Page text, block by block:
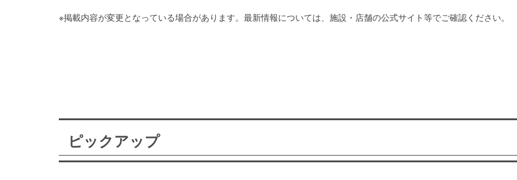
※掲載内容が変更となっている場合があります。最新情報については、施設・店舗の公式サイト等でご確認ください。
ピックアップ